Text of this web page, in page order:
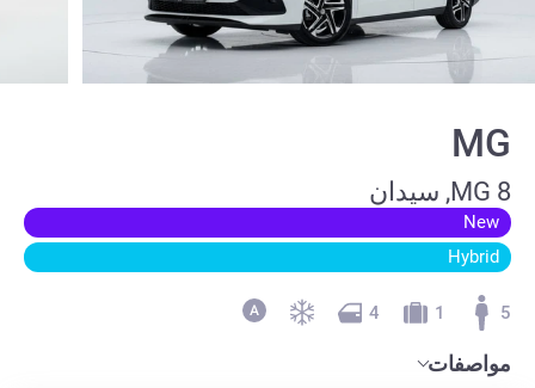
MG
MG 8, سيدان
New
Hybrid
5
1
4
مواصفات